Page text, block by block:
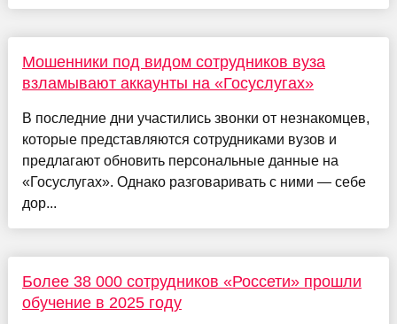
Мошенники под видом сотрудников вуза
взламывают аккаунты на «Госуслугах»
В последние дни участились звонки от незнакомцев,
которые представляются сотрудниками вузов и
предлагают обновить персональные данные на
«Госуслугах». Однако разговаривать с ними — себе
дор...
Более 38 000 сотрудников «Россети» прошли
обучение в 2025 году